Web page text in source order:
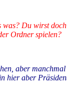
was? Du wirst
Ordner spielen?
aber
hier aber